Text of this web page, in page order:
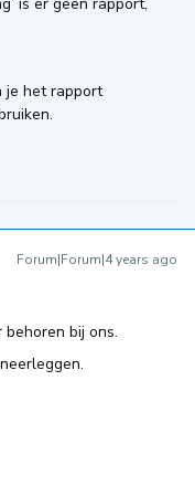
je het rapport
Forum|Forum|4 years ago
bij ons.